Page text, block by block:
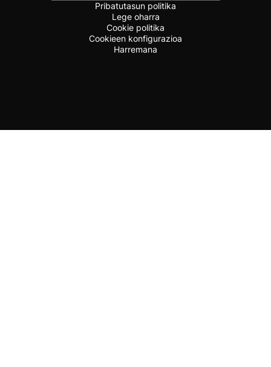
Pribatutasun politika
Lege oharra
Cookie politika
Cookieen konfigurazioa
Harremana